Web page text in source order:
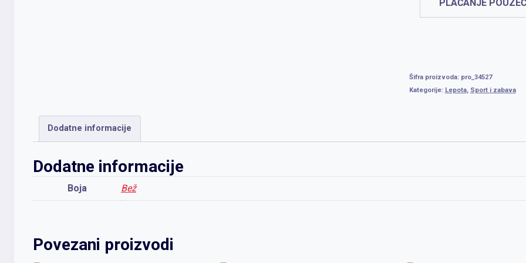
PLAĆANJE
Šifra proizvoda: pro_34527
Kategorije: Lepota, Sport i zabava
Dodatne informacije
Dodatne informacije
Boja Bež
Povezani proizvodi